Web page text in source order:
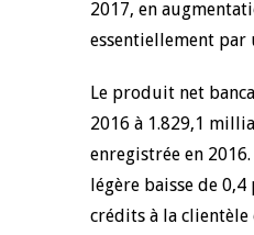
2017, en
essentiellement par
Le produit net
2016 à 1.829,1
enregistrée en
légère baisse de
crédits à la